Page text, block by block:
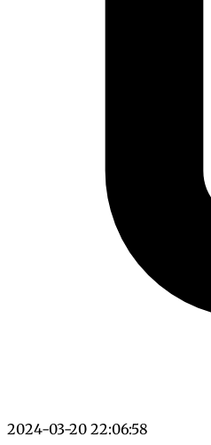
2024-03-20 22:06:58